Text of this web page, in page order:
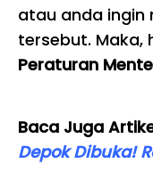
atau anda ingin
tersebut. Maka,
Peraturan
Baca Juga
Depok Dibuka!